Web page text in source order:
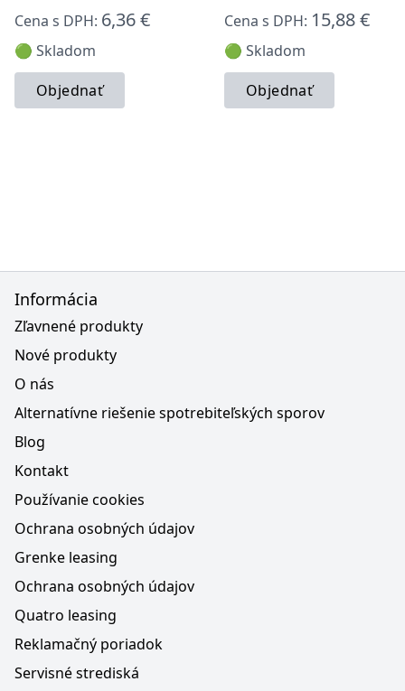
Cena s DPH: 6,36 €
🟢 Skladom
Objednať
Cena s DPH: 15,88 €
🟢 Skladom
Objednať
Informácia
Zľavnené produkty
Nové produkty
O nás
Alternatívne riešenie spotrebiteľských sporov
Blog
Kontakt
Používanie cookies
Ochrana osobných údajov
Grenke leasing
Ochrana osobných údajov
Quatro leasing
Reklamačný poriadok
Servisné strediská